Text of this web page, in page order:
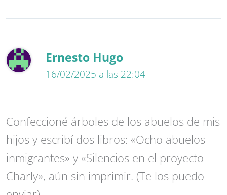
Ernesto Hugo
16/02/2025 a las 22:04
Confeccioné árboles de los abuelos de mis
hijos y escribí dos libros: «Ocho abuelos
inmigrantes» y «Silencios en el proyecto
Charly», aún sin imprimir. (Te los puedo